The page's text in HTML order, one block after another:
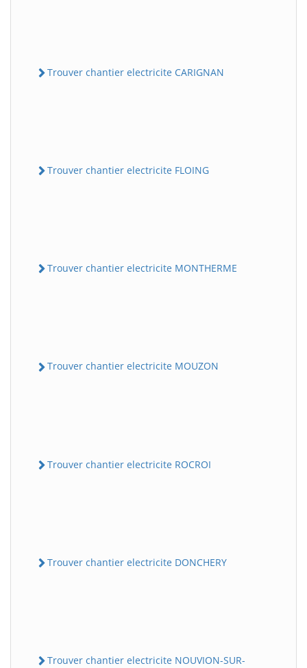
Trouver chantier electricite CARIGNAN
Trouver chantier electricite FLOING
Trouver chantier electricite MONTHERME
Trouver chantier electricite MOUZON
Trouver chantier electricite ROCROI
Trouver chantier electricite DONCHERY
Trouver chantier electricite NOUVION-SUR-